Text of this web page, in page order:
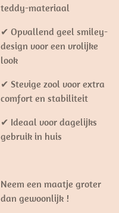
teddy-materiaal
✔ Opvallend geel smiley-
design voor een vrolijke
look
✔ Stevige zool voor extra
comfort en stabiliteit
✔ Ideaal voor dagelijks
gebruik in huis
Neem een maatje groter
dan gewoonlijk !